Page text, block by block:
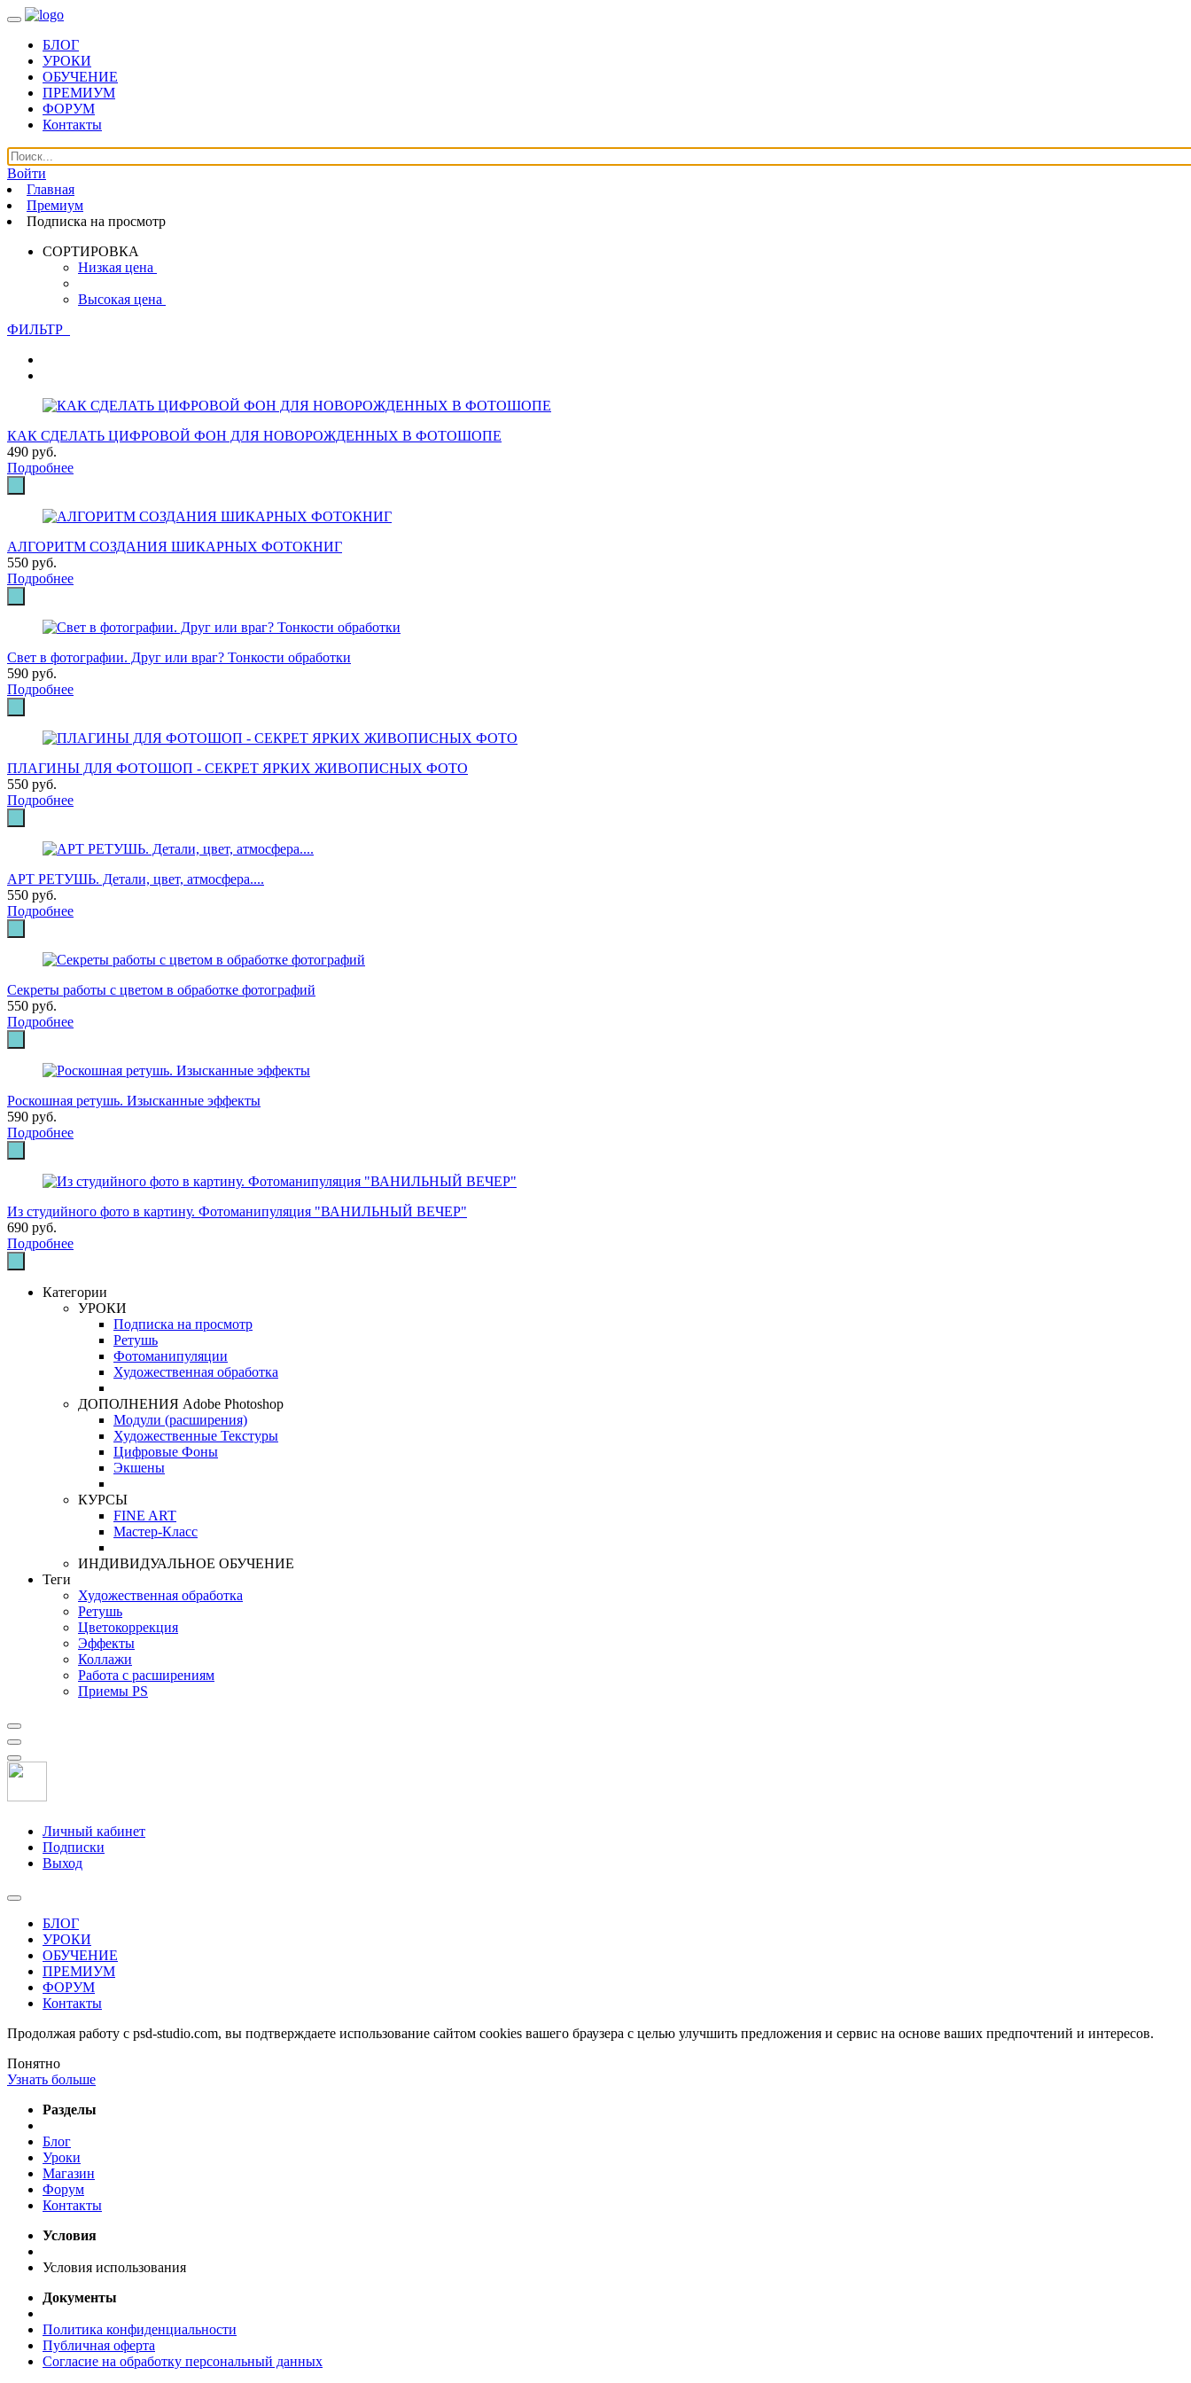
БЛОГ
УРОКИ
ОБУЧЕНИЕ
ПРЕМИУМ
ФОРУМ
Контакты
Войти
Главная
Премиум
Подписка на просмотр
СОРТИРОВКА
Низкая цена
Высокая цена
ФИЛЬТР
КАК СДЕЛАТЬ ЦИФРОВОЙ ФОН ДЛЯ НОВОРОЖДЕННЫХ В ФОТОШОПЕ
490 руб.
Подробнее
АЛГОРИТМ СОЗДАНИЯ ШИКАРНЫХ ФОТОКНИГ
550 руб.
Подробнее
Свет в фотографии. Друг или враг? Тонкости обработки
590 руб.
Подробнее
ПЛАГИНЫ ДЛЯ ФОТОШОП - СЕКРЕТ ЯРКИХ ЖИВОПИСНЫХ ФОТО
550 руб.
Подробнее
АРТ РЕТУШЬ. Детали, цвет, атмосфера....
550 руб.
Подробнее
Секреты работы с цветом в обработке фотографий
550 руб.
Подробнее
Роскошная ретушь. Изысканные эффекты
590 руб.
Подробнее
Из студийного фото в картину. Фотоманипуляция "ВАНИЛЬНЫЙ ВЕЧЕР"
690 руб.
Подробнее
Категории
УРОКИ
Подписка на просмотр
Ретушь
Фотоманипуляции
Художественная обработка
ДОПОЛНЕНИЯ Adobe Photoshop
Модули (расширения)
Художественные Текстуры
Цифровые Фоны
Экшены
КУРСЫ
FINE ART
Мастер-Класс
ИНДИВИДУАЛЬНОЕ ОБУЧЕНИЕ
Теги
Художественная обработка
Ретушь
Цветокоррекция
Эффекты
Коллажи
Работа с расширениям
Приемы PS
Личный кабинет
Подписки
Выход
БЛОГ
УРОКИ
ОБУЧЕНИЕ
ПРЕМИУМ
ФОРУМ
Контакты
Продолжая работу с psd-studio.com, вы подтверждаете использование сайтом cookies вашего браузера с целью улучшить предложения и сервис на основе ваших предпочтений и интересов.
Понятно
Узнать больше
Разделы
Блог
Уроки
Магазин
Форум
Контакты
Условия
Условия использования
Документы
Политика конфиденциальности
Публичная оферта
Согласие на обработку персональный данных